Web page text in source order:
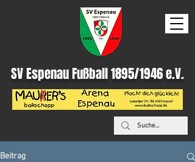
SV Espenau Fußball 1895/1946 e.V.
Beitrag